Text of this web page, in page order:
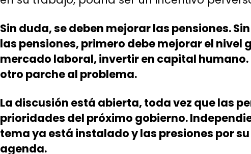
Sin duda, se deben mejorar las pensiones.
las pensiones, primero debe mejorar el nivel
mercado laboral, invertir en capital
otro parche al problema.
La discusión está abierta, toda vez que las
prioridades del próximo gobierno.
tema ya está instalado y las presiones por
agenda.